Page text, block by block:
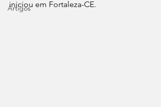
Artigos
iniciou em Fortaleza-CE.